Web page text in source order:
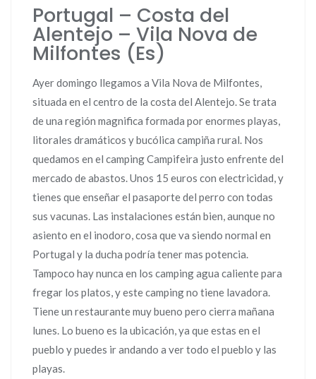
Portugal – Costa del
Alentejo – Vila Nova de
Milfontes (Es)
Ayer domingo llegamos a Vila Nova de Milfontes,
situada en el centro de la costa del Alentejo. Se trata
de una región magnifica formada por enormes playas,
litorales dramáticos y bucólica campiña rural. Nos
quedamos en el camping Campifeira justo enfrente del
mercado de abastos. Unos 15 euros con electricidad, y
tienes que enseñar el pasaporte del perro con todas
sus vacunas. Las instalaciones están bien, aunque no
asiento en el inodoro, cosa que va siendo normal en
Portugal y la ducha podría tener mas potencia.
Tampoco hay nunca en los camping agua caliente para
fregar los platos, y este camping no tiene lavadora.
Tiene un restaurante muy bueno pero cierra mañana
lunes. Lo bueno es la ubicación, ya que estas en el
pueblo y puedes ir andando a ver todo el pueblo y las
playas.